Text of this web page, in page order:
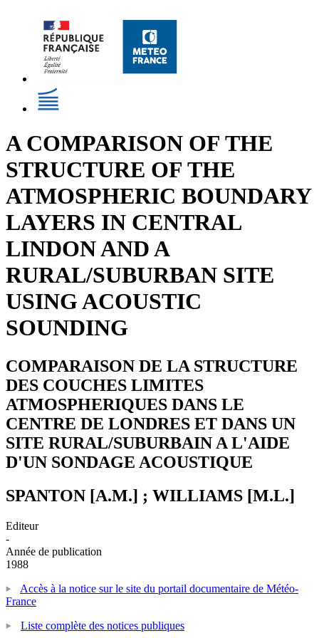
A COMPARISON OF THE
STRUCTURE OF THE
ATMOSPHERIC BOUNDARY
LAYERS IN CENTRAL
LINDON AND A
RURAL/SUBURBAN SITE
USING ACOUSTIC
SOUNDING
COMPARAISON DE LA STRUCTURE
DES COUCHES LIMITES
ATMOSPHERIQUES DANS LE
CENTRE DE LONDRES ET DANS UN
SITE RURAL/SUBURBAIN A L'AIDE
D'UN SONDAGE ACOUSTIQUE
SPANTON [A.M.] ; WILLIAMS [M.L.]
Editeur
-
Année de publication
1988
Accès à la notice sur le site du portail documentaire de Météo-
France
Liste complète des notices publiques